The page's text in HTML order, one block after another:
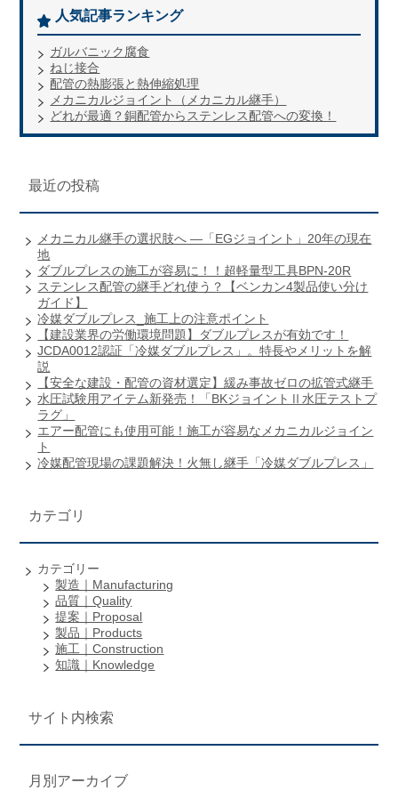
人気記事ランキング
ガルバニック腐食
ねじ接合
配管の熱膨張と熱伸縮処理
メカニカルジョイント（メカニカル継手）
どれが最適？銅配管からステンレス配管への変換！
最近の投稿
メカニカル継手の選択肢へ ―「EGジョイント」20年の現在
地
ダブルプレスの施工が容易に！！超軽量型工具BPN-20R
ステンレス配管の継手どれ使う？【ベンカン4製品使い分け
ガイド】
冷媒ダブルプレス_施工上の注意ポイント
【建設業界の労働環境問題】ダブルプレスが有効です！
JCDA0012認証「冷媒ダブルプレス」。特長やメリットを解
説
【安全な建設・配管の資材選定】緩み事故ゼロの拡管式継手
水圧試験用アイテム新発売！「BKジョイントⅡ水圧テストプ
ラグ」
エアー配管にも使用可能！施工が容易なメカニカルジョイン
ト
冷媒配管現場の課題解決！火無し継手「冷媒ダブルプレス」
カテゴリ
カテゴリー
製造｜Manufacturing
品質｜Quality
提案｜Proposal
製品｜Products
施工｜Construction
知識｜Knowledge
サイト内検索
月別アーカイブ